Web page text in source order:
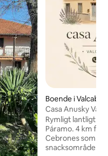
Boende i
mo
Casa
Rymligt lantligt
Páramo. 4 km
Cebrones som
snacksområde. Bra tillgång från